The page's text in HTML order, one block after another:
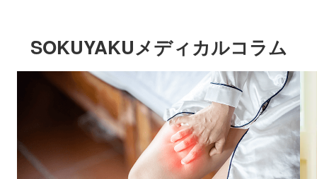
SOKUYAKUメディカルコラム